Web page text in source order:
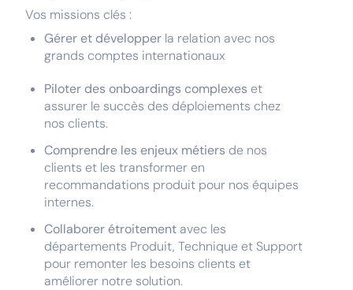
Vos missions clés :
Gérer et développer la relation avec nos
grands comptes internationaux
Piloter des onboardings complexes et
assurer le succès des déploiements chez
nos clients.
Comprendre les enjeux métiers de nos
clients et les transformer en
recommandations produit pour nos équipes
internes.
Collaborer étroitement avec les
départements Produit, Technique et Support
pour remonter les besoins clients et
améliorer notre solution.